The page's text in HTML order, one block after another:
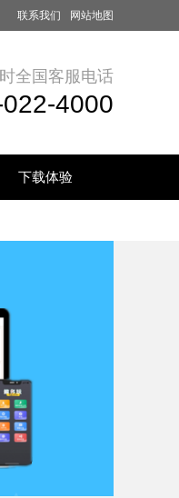
联系我们 网站地图
全国客服电话
4000
下载体验